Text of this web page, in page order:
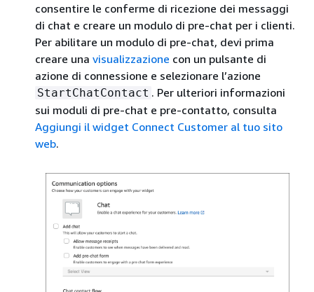
consentire le conferme di ricezione dei messaggi
di chat e creare un modulo di pre-chat per i clienti.
Per abilitare un modulo di pre-chat, devi prima
creare una visualizzazione con un pulsante di
azione di connessione e selezionare l’azione
StartChatContact . Per ulteriori informazioni
sui moduli di pre-chat e pre-contatto, consulta
Aggiungi il widget Connect Customer al tuo sito
web.